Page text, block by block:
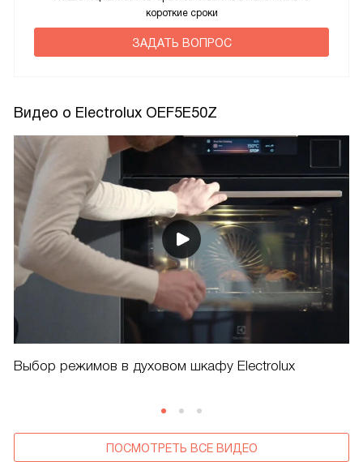
короткие сроки
ЗАДАТЬ ВОПРОС
Видео о Electrolux OEF5E50Z
Выбор режимов в духовом шкафу Electrolux
ПОСМОТРЕТЬ ВСЕ ВИДЕО